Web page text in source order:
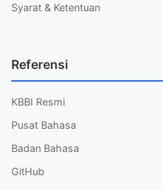
Syarat & Ketentuan
Referensi
KBBI Resmi
Pusat Bahasa
Badan Bahasa
GitHub